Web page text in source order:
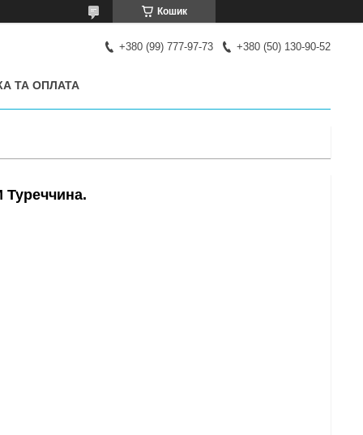
Кошик
+380 (99) 777-97-73 +380 (50) 130-90-52
ТА ОПЛАТА
Туреччина.